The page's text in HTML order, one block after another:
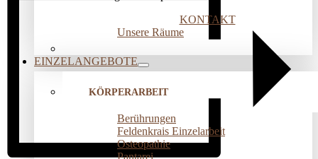
KONTAKT
Unsere Räume
EINZELANGEBOTE
KÖRPERARBEIT
Berührungen
Feldenkrais Einzelarbeit
Osteopathie
Pantarei